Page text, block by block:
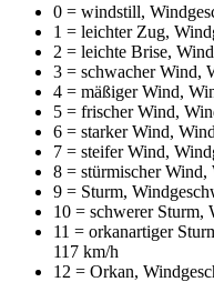
0 = windstill,
1 = leichter Zug,
2 = leichte Brise,
3 = schwacher Wind,
4 = mäßiger Wind,
5 = frischer Wind,
6 = starker Wind,
7 = steifer Wind,
8 = stürmischer
9 = Sturm,
10 = schwerer Sturm,
11 = orkanartiger
117 km/h
12 = Orkan,